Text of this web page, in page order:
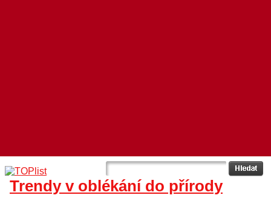
Trendy v oblékání do přírody